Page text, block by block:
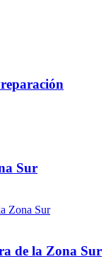
Sur
de la Zona Sur